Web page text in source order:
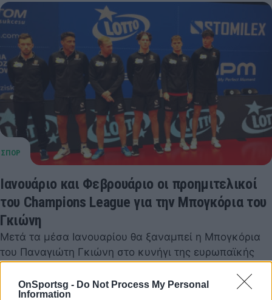
OnSportsg - Do Not Process My Personal
Information
Ιανουάριο και Φεβρουάριο οι προημιτελικοί
του Champions League για την Μπογκόρια του
Γκιώνη
Μετά τα μέσα Ιανουαρίου θα ξαναμπεί η Μπογκόρια
του Παναγιώτη Γκιώνη στο κυνήγι της ευρωπαϊκής
διάκρισης.
26 Δεκεμβρίου 2024 20:55